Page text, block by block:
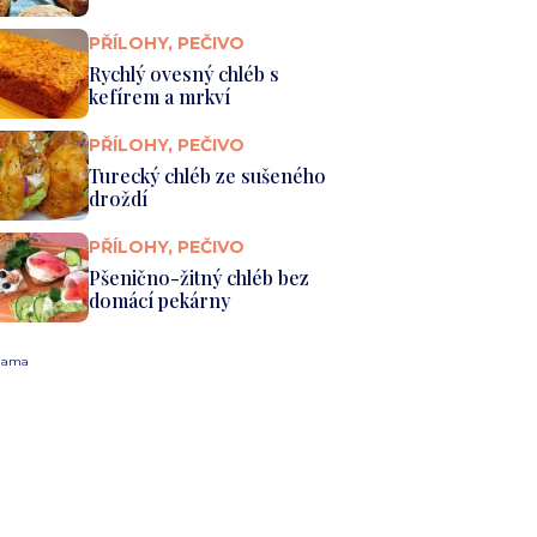
PŘÍLOHY, PEČIVO
Rychlý ovesný chléb s
kefírem a mrkví
PŘÍLOHY, PEČIVO
Turecký chléb ze sušeného
droždí
PŘÍLOHY, PEČIVO
Pšenično-žitný chléb bez
domácí pekárny